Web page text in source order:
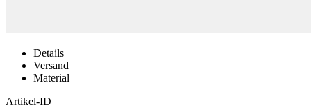
Details
Versand
Material
Artikel-ID